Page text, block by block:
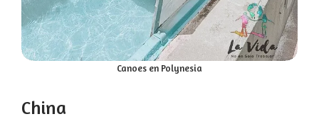
Canoes en Polynesia
China